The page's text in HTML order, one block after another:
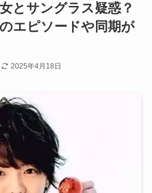
とサングラス疑惑？
エピソードや同期が
2025年4月18日